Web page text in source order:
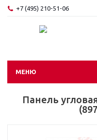
+7 (495) 210-51-06
МЕНЮ
Панель